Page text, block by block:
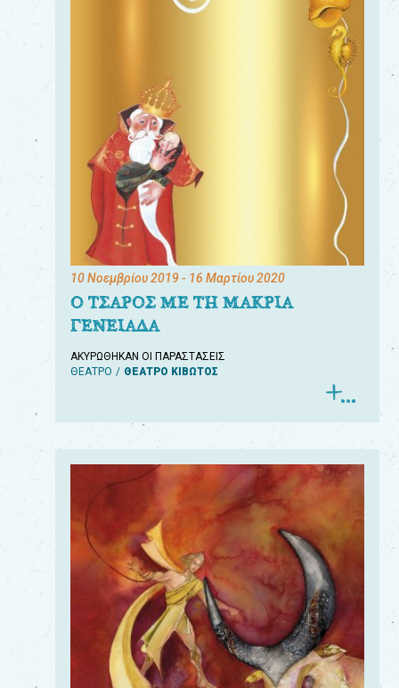
10 Νοεμβρίου 2019- 16 Μαρτίου 2020
Ο ΤΣΑΡΟΣ ΜΕ ΤΗ ΜΑΚΡΙΑ
ΓΕΝΕΙΑΔΑ
ΑΚΥΡΩΘΗΚΑΝ ΟΙ ΠΑΡΑΣΤΑΣΕΙΣ
ΘΕΑΤΡΟ
ΘΕΑΤΡΟ ΚΙΒΩΤΟΣ